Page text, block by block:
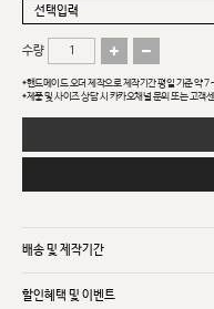
수량
*핸드메이드 오더 제작으로 제작기간 평일 기준 약
*제품 및 사이즈 상담 시 카카오채널 문의 또는 고객
배송 및 제작기간
할인혜택 및 이벤트